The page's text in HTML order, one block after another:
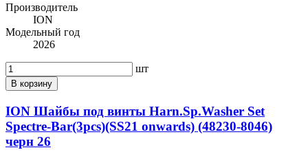
Производитель
ION
Модельный год
2026
шт
В корзину
ION Шайбы под винты Harn.Sp.Washer Set
Spectre-Bar(3pcs)(SS21 onwards) (48230-8046)
черн 26